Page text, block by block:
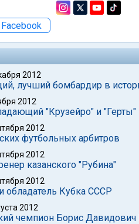
Facebook
2012
лучший бомбардир в
2012
"Крузейро" и "Герты"
2012
футбольных арбитров
2012
казанского "Рубина"
2012
обладатель Кубка СССР
2012
чемпион Борис Давидович